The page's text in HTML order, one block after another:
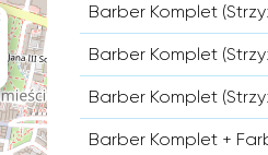
Barber Komplet
Barber Komplet
Barber Komplet
Barber Komplet +